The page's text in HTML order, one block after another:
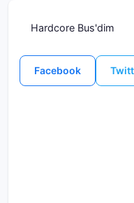
Hardcore Bus'dim
Facebook